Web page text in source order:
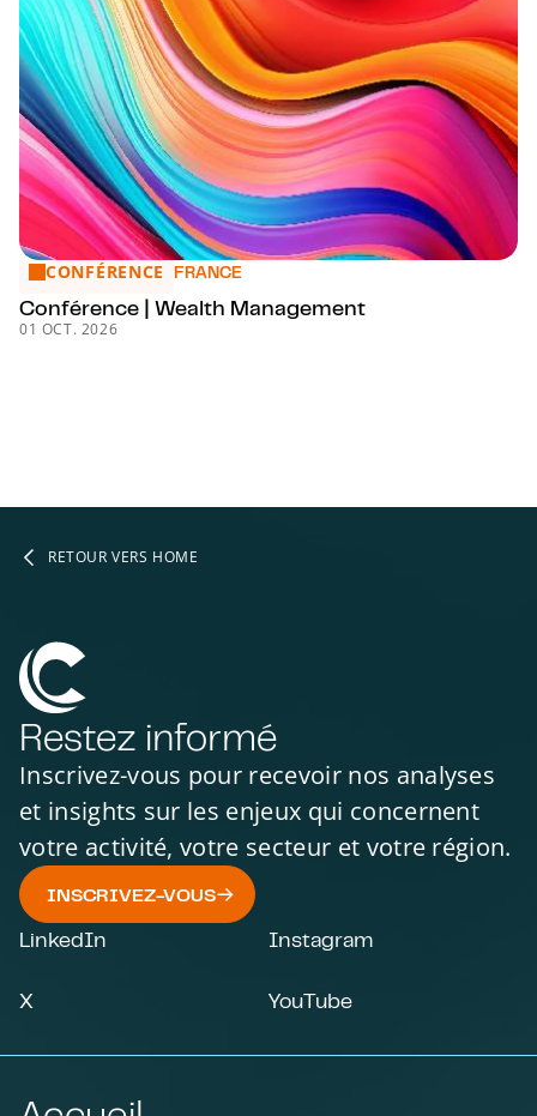
Conférence | Wealth Management
CONFÉRENCE FRANCE
Conférence | Wealth Management
01 OCT. 2026
RETOUR VERS HOME
Restez informé
Inscrivez-vous pour recevoir nos analyses
et insights sur les enjeux qui concernent
votre activité, votre secteur et votre région.
INSCRIVEZ-VOUS
LinkedIn Instagram
X YouTube